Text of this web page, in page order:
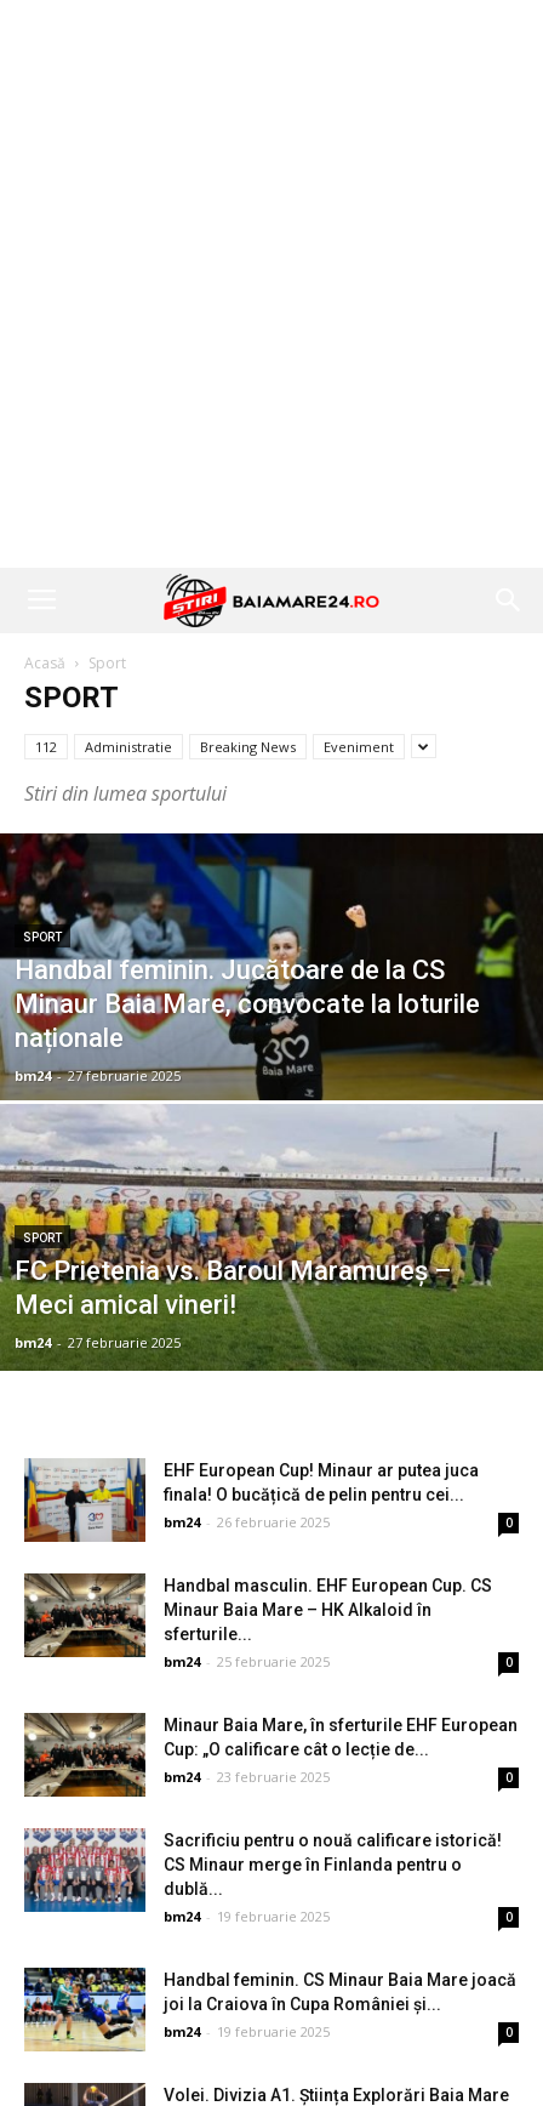
Acasă Sport
SPORT
112 Administratie Breaking News Eveniment
Stiri din lumea sportului
SPORT
Handbal feminin. Jucătoare de la CS
Minaur Baia Mare, convocate la loturile
naționale
bm24 - 27 februarie 2025
SPORT
FC Prietenia vs. Baroul Maramureș –
Meci amical vineri!
bm24 - 27 februarie 2025
EHF European Cup! Minaur ar putea juca
finala! O bucățică de pelin pentru cei...
bm24 - 26 februarie 2025 0
Handbal masculin. EHF European Cup. CS
Minaur Baia Mare – HK Alkaloid în
sferturile...
bm24 - 25 februarie 2025 0
Minaur Baia Mare, în sferturile EHF European
Cup: „O calificare cât o lecție de...
bm24 - 23 februarie 2025 0
Sacrificiu pentru o nouă calificare istorică!
CS Minaur merge în Finlanda pentru o
dublă...
bm24 - 19 februarie 2025 0
Handbal feminin. CS Minaur Baia Mare joacă
joi la Craiova în Cupa României și...
bm24 - 19 februarie 2025 0
Volei. Divizia A1. Știința Explorări Baia Mare